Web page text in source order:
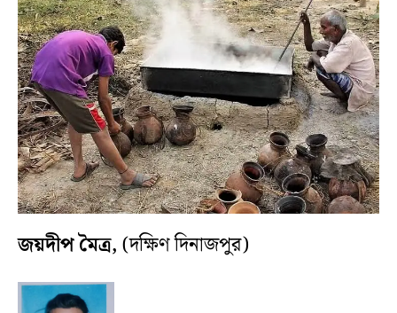
জয়দীপ মৈত্র, (দক্ষিণ দিনাজপুর)